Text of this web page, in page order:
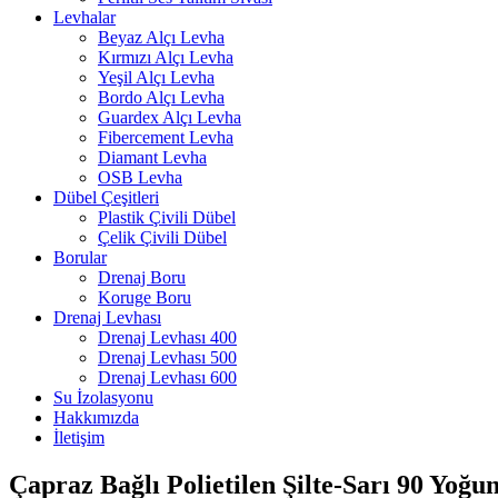
Levhalar
Beyaz Alçı Levha
Kırmızı Alçı Levha
Yeşil Alçı Levha
Bordo Alçı Levha
Guardex Alçı Levha
Fibercement Levha
Diamant Levha
OSB Levha
Dübel Çeşitleri
Plastik Çivili Dübel
Çelik Çivili Dübel
Borular
Drenaj Boru
Koruge Boru
Drenaj Levhası
Drenaj Levhası 400
Drenaj Levhası 500
Drenaj Levhası 600
Su İzolasyonu
Hakkımızda
İletişim
Çapraz Bağlı Polietilen Şilte-Sarı 90